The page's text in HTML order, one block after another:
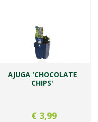
AJUGA 'CHOCOLATE
CHIPS'
€ 3,99